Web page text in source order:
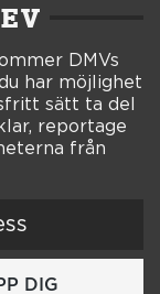
DMVs
har möjlighet
sätt ta del
reportage
från
DIG